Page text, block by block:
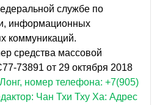
службе по
информационных
коммуникаций.
средства массовой
73891 от 29 октября 2018
номер телефона: +7(905)
Чан Тхи Тху Ха: Адрес